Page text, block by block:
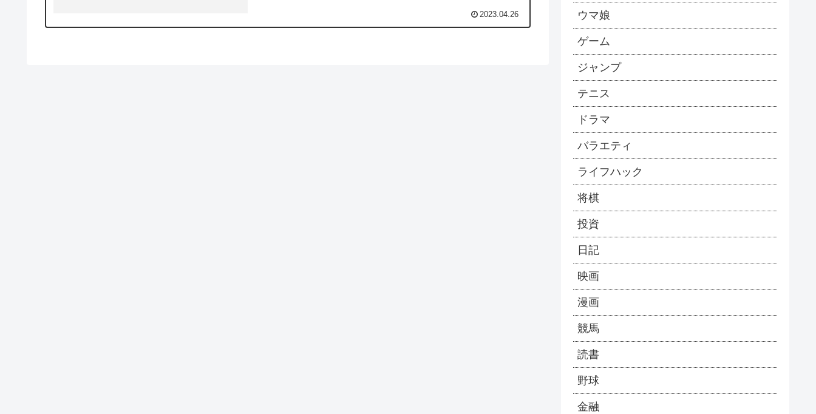
2023.04.26 ウマ娘
ゲーム
ジャンプ
テニス
ドラマ
バラエティ
ライフハック
将棋
投資
日記
映画
漫画
競馬
読書
野球
金融